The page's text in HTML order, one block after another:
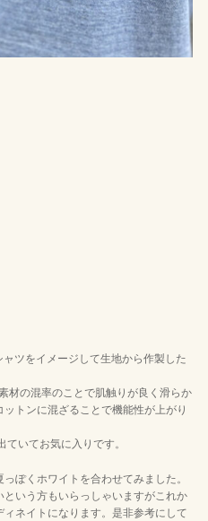
ツをイメージして生地から作製した
材の混率のことで肌触りが良く滑らか
トンに混ざることで機能性が上がり
いてお気に入りです。
ぽくホワイトを合わせてみました。
いう方もいらっしゃいますがこれか
ネイトになります。是非参考にして